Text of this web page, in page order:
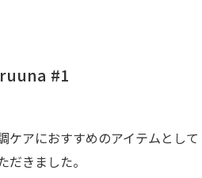
#1
ケアにおすすめのアイテムとして
だきました。